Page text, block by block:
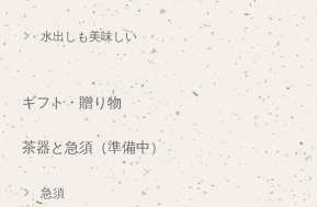
水出しも美味しい
ギフト・贈り物
茶器と急須（準備中）
急須